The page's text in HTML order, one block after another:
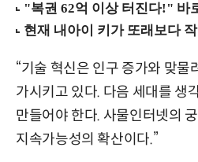
“기술 혁신은 인구 증가와 맞물
가시키고 있다. 다음 세대를 생
만들어야 한다. 사물인터넷의
지속가능성의 확산이다.”